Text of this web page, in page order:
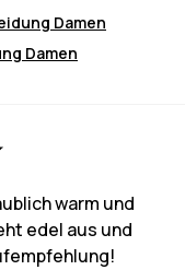
Damen
Damen
warm und
edel aus und